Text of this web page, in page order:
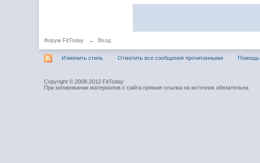
Форум FitToday → Вход
Изменить стиль Отметить все сообщения прочитанными Помощь
Copyright © 2008-2012 FitToday
При копировании материалов с сайта прямая ссылка на источник обязательна